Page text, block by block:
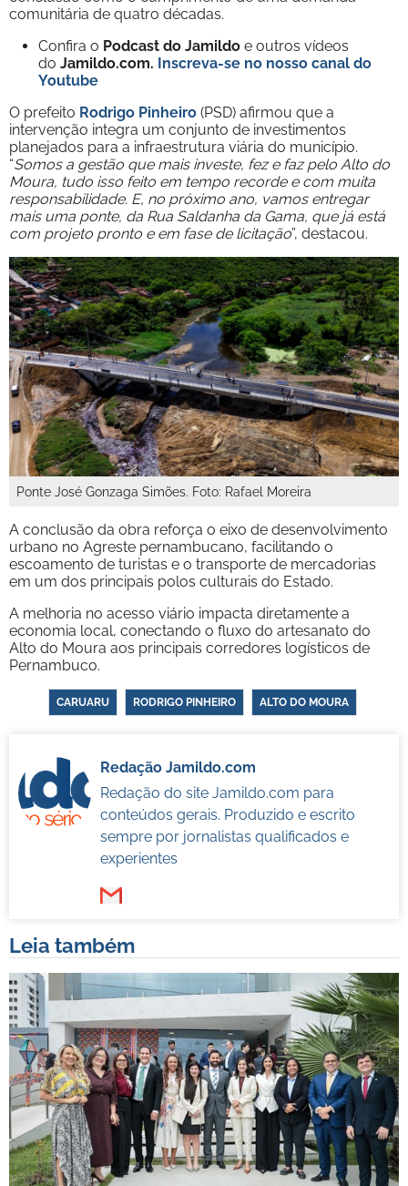
comunitária de quatro décadas.
Confira o Podcast do Jamildo e outros vídeos
do Jamildo.com. Inscreva-se no nosso canal do
Youtube
O prefeito Rodrigo Pinheiro (PSD) afirmou que a
intervenção integra um conjunto de investimentos
planejados para a infraestrutura viária do município.
“Somos a gestão que mais investe, fez e faz pelo Alto do
Moura, tudo isso feito em tempo recorde e com muita
responsabilidade. E, no próximo ano, vamos entregar
mais uma ponte, da Rua Saldanha da Gama, que já está
com projeto pronto e em fase de licitação”, destacou.
Ponte José Gonzaga Simões. Foto: Rafael Moreira
A conclusão da obra reforça o eixo de desenvolvimento
urbano no Agreste pernambucano, facilitando o
escoamento de turistas e o transporte de mercadorias
em um dos principais polos culturais do Estado.
A melhoria no acesso viário impacta diretamente a
economia local, conectando o fluxo do artesanato do
Alto do Moura aos principais corredores logísticos de
Pernambuco.
CARUARU RODRIGO PINHEIRO ALTO DO MOURA
Redação Jamildo.com
Redação do site Jamildo.com para
conteúdos gerais. Produzido e escrito
sempre por jornalistas qualificados e
experientes
Leia também